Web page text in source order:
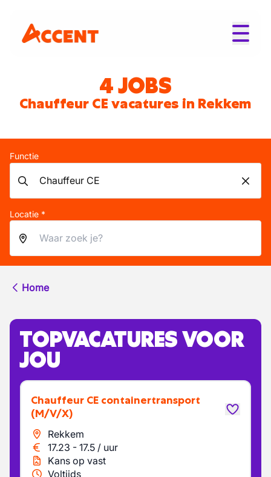
4 JOBS
Chauffeur CE vacatures in Rekkem
Functie
Locatie *
Home
TOPVACATURES VOOR
JOU
Chauffeur CE containertransport
(M/V/X)
Rekkem
17.23 - 17.5 / uur
Kans op vast
Voltijds